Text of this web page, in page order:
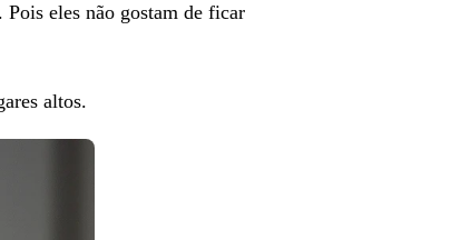
Pois eles não gostam de ficar
altos.